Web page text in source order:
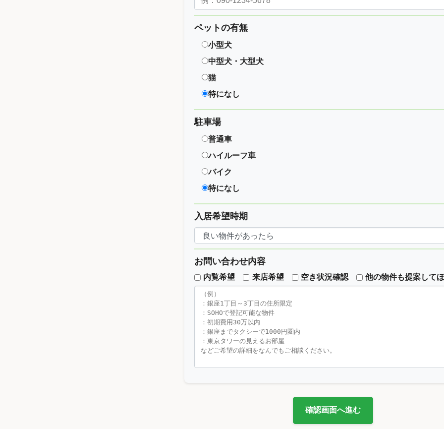
ペットの有無
小型犬
中型犬・大型犬
猫
特になし
駐車場
普通車
ハイルーフ車
バイク
特になし
入居希望時期
お問い合わせ内容
内覧希望 来店希望 空き状況確認 他の物件も提案して
確認画面へ進む